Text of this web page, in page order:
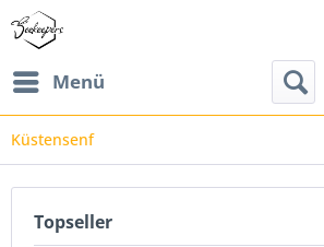
Menü
Küstensenf
Topseller